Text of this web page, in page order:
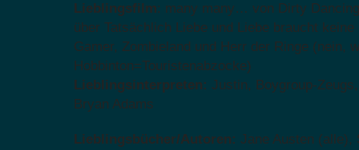
Lieblingsfilm: many many… von Dirty
über Tatsächlich Liebe und Liebe braucht
Gamer, Zombieland und Herr der Ringe (nein,
Hobbinton=Touristenabzocke)
Lieblingsinterpreten: Justin, Boygroup-
Bryan Adams
Lieblingsbücher/Autoren: Jane Austen (alle),